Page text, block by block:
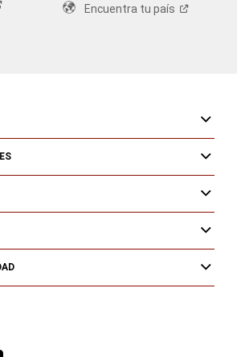
Encuentra tupaís